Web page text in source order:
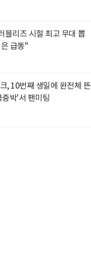
블리즈 시절 최고 무대 뽑
급똥"
, 10번째 생일에 완전체 뜬
박'서 팬미팅